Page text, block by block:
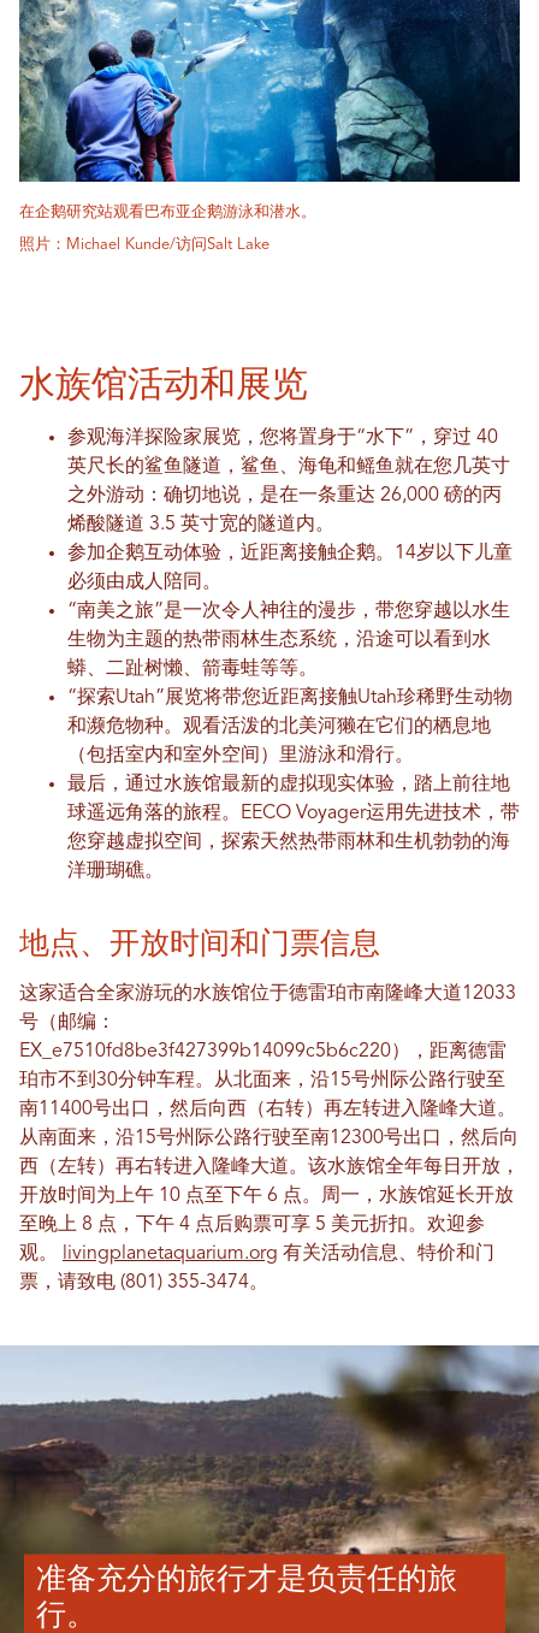
在企鹅研究站观看巴布亚企鹅游泳和潜水。
照片：Michael Kunde/访问Salt Lake
水族馆活动和展览
参观海洋探险家展览，您将置身于“水下”，穿过 40
英尺长的鲨鱼隧道，鲨鱼、海龟和鳐鱼就在您几英寸
之外游动：确切地说，是在一条重达 26,000 磅的丙
烯酸隧道 3.5 英寸宽的隧道内。
参加企鹅互动体验，近距离接触企鹅。14岁以下儿童
必须由成人陪同。
“南美之旅”是一次令人神往的漫步，带您穿越以水生
生物为主题的热带雨林生态系统，沿途可以看到水
蟒、二趾树懒、箭毒蛙等等。
“探索Utah”展览将带您近距离接触Utah珍稀野生动物
和濒危物种。观看活泼的北美河獭在它们的栖息地
（包括室内和室外空间）里游泳和滑行。
最后，通过水族馆最新的虚拟现实体验，踏上前往地
球遥远角落的旅程。EECO Voyager运用先进技术，带
您穿越虚拟空间，探索天然热带雨林和生机勃勃的海
洋珊瑚礁。
地点、开放时间和门票信息
这家适合全家游玩的水族馆位于德雷珀市南隆峰大道12033
号（邮编：
EX_e7510fd8be3f427399b14099c5b6c220），距离德雷
珀市不到30分钟车程。从北面来，沿15号州际公路行驶至
南11400号出口，然后向西（右转）再左转进入隆峰大道。
从南面来，沿15号州际公路行驶至南12300号出口，然后向
西（左转）再右转进入隆峰大道。该水族馆全年每日开放，
开放时间为上午 10 点至下午 6 点。周一，水族馆延长开放
至晚上 8 点，下午 4 点后购票可享 5 美元折扣。欢迎参
观。
livingplanetaquarium.org 有关活动信息、特价和门
票，请致电 (801) 355-3474。
准备充分的旅行才是负责任的旅
行。